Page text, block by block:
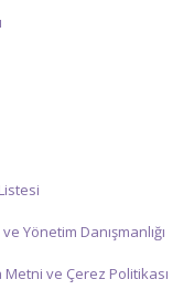
Yönetim Danışmanlığı
Metni ve Çerez Politikası